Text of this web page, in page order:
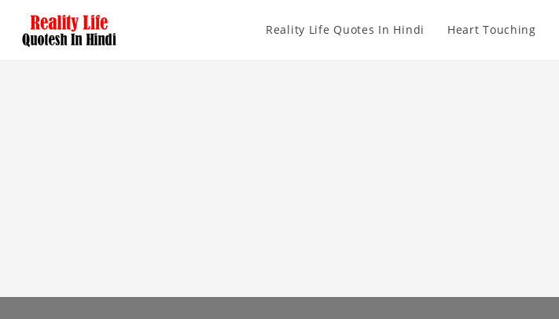
Reality Life Quotes In Hindi Heart Touching